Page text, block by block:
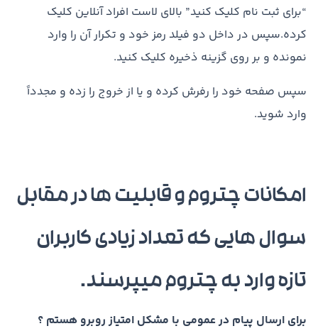
“برای ثبت نام کلیک کنید” بالای لاست افراد آنلاین کلیک
کرده.سپس در داخل دو فیلد رمز خود و تکرار آن را وارد
نمونده و بر روی گزینه ذخیره کلیک کنید.
سپس صفحه خود را رفرش کرده و یا از خروج را زده و مجدداً
وارد شوید.
امکانات چتروم و قابلیت ها در مقابل
سوال هایی که تعداد زیادی کاربران
تازه وارد به چتروم میپرسند.
برای ارسال پیام در عمومی با مشکل امتیاز روبرو هستم ؟